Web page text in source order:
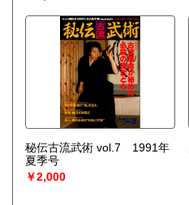
秘伝古流武術 vol.7 1991年
夏季号
￥2,000